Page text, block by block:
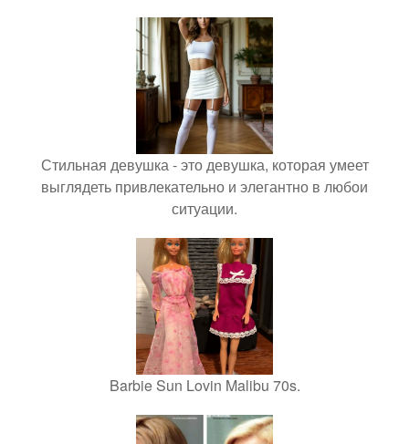
Стильная девушка - это девушка, которая умеет
выглядеть привлекательно и элегантно в любои
ситуации.
Barbie Sun Lovin Malibu 70s.